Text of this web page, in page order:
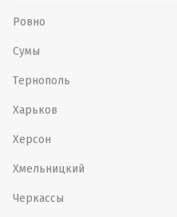
Ровно
Сумы
Тернополь
Харьков
Херсон
Хмельницкий
Черкассы